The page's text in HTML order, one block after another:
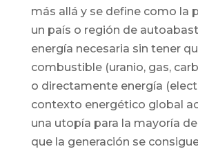
más allá y se define como la
un país o región de
energía necesaria sin tener
combustible (uranio, gas,
o directamente energía
contexto energético global
una utopía para la mayoría
que la generación se